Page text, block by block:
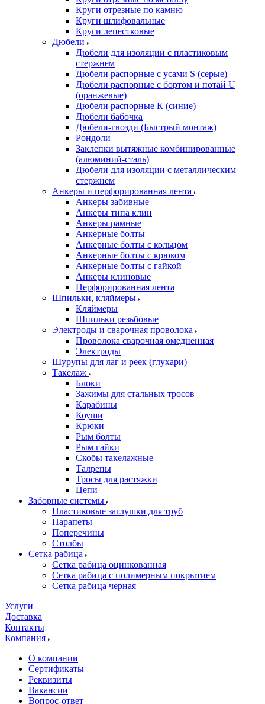
Круги отрезные по камню
Круги шлифовальные
Круги лепестковые
Дюбели
Дюбели для изоляции с пластиковым
стержнем
Дюбели распорные с усами S (серые)
Дюбели распорные c бортом и потай U
(оранжевые)
Дюбели распорные К (синие)
Дюбели бабочка
Дюбели-гвозди (Быстрый монтаж)
Рондоли
Заклепки вытяжные комбинированные
(алюминий-сталь)
Дюбели для изоляции с металлическим
стержнем
Анкеры и перфорированная лента
Анкеры забивные
Анкеры типа клин
Анкеры рамные
Анкерные болты
Анкерные болты с кольцом
Анкерные болты с крюком
Анкерные болты с гайкой
Анкеры клиновые
Перфорированная лента
Шпильки, кляймеры
Кляймеры
Шпильки резьбовые
Электроды и сварочная проволока
Проволока сварочная омедненная
Электроды
Шурупы для лаг и реек (глухари)
Такелаж
Блоки
Зажимы для стальных тросов
Карабины
Коуши
Крюки
Рым болты
Рым гайки
Скобы такелажные
Талрепы
Тросы для растяжки
Цепи
Заборные системы
Пластиковые заглушки для труб
Парапеты
Поперечины
Столбы
Сетка рабица
Сетка рабица оцинкованная
Сетка рабица с полимерным покрытием
Сетка рабица черная
Услуги
Доставка
Контакты
Компания
О компании
Сертификаты
Реквизиты
Вакансии
Вопрос-ответ